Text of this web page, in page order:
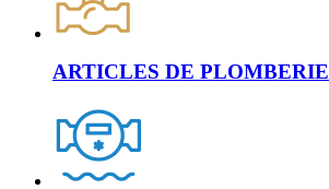
ARTICLES DE PLOMBERIE